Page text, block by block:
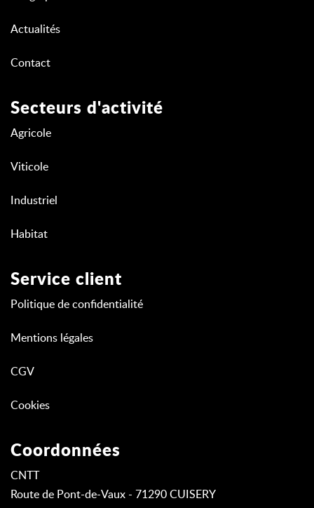
Actualités
Contact
Secteurs d'activité
Agricole
Viticole
Industriel
Habitat
Service client
Politique de confidentialité
Mentions légales
CGV
Cookies
Coordonnées
CNTT
Route de Pont-de-Vaux - 71290 CUISERY